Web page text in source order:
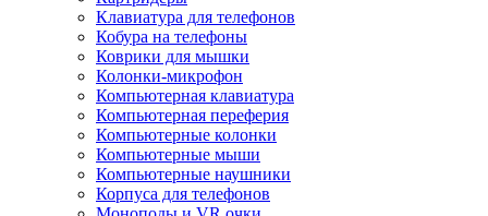
Клавиатура для телефонов
Кобура на телефоны
Коврики для мышки
Колонки-микрофон
Компьютерная клавиатура
Компьютерная переферия
Компьютерные колонки
Компьютерные мыши
Компьютерные наушники
Корпуса для телефонов